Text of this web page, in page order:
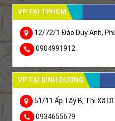
VP TẠI TPHCM
12/72/1 Đào Duy Anh,
0904991912
VP TẠI BÌNH DƯƠNG
51/11 Ấp Tây B, Thị Xã Dĩ
0934655679